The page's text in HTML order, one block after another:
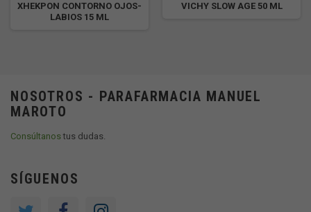
XHEKPON CONTORNO OJOS-
LABIOS 15 ML
VICHY SLOW AGE 50 ML
NOSOTROS - PARAFARMACIA MANUEL
MAROTO
Consúltanostus dudas.
SÍGUENOS